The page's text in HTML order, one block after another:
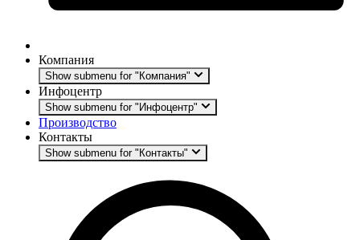
Компания
Show submenu for "Компания"
Инфоцентр
Show submenu for "Инфоцентр"
Производство
Контакты
Show submenu for "Контакты"